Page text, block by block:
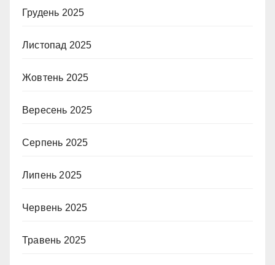
Грудень 2025
Листопад 2025
Жовтень 2025
Вересень 2025
Серпень 2025
Липень 2025
Червень 2025
Травень 2025